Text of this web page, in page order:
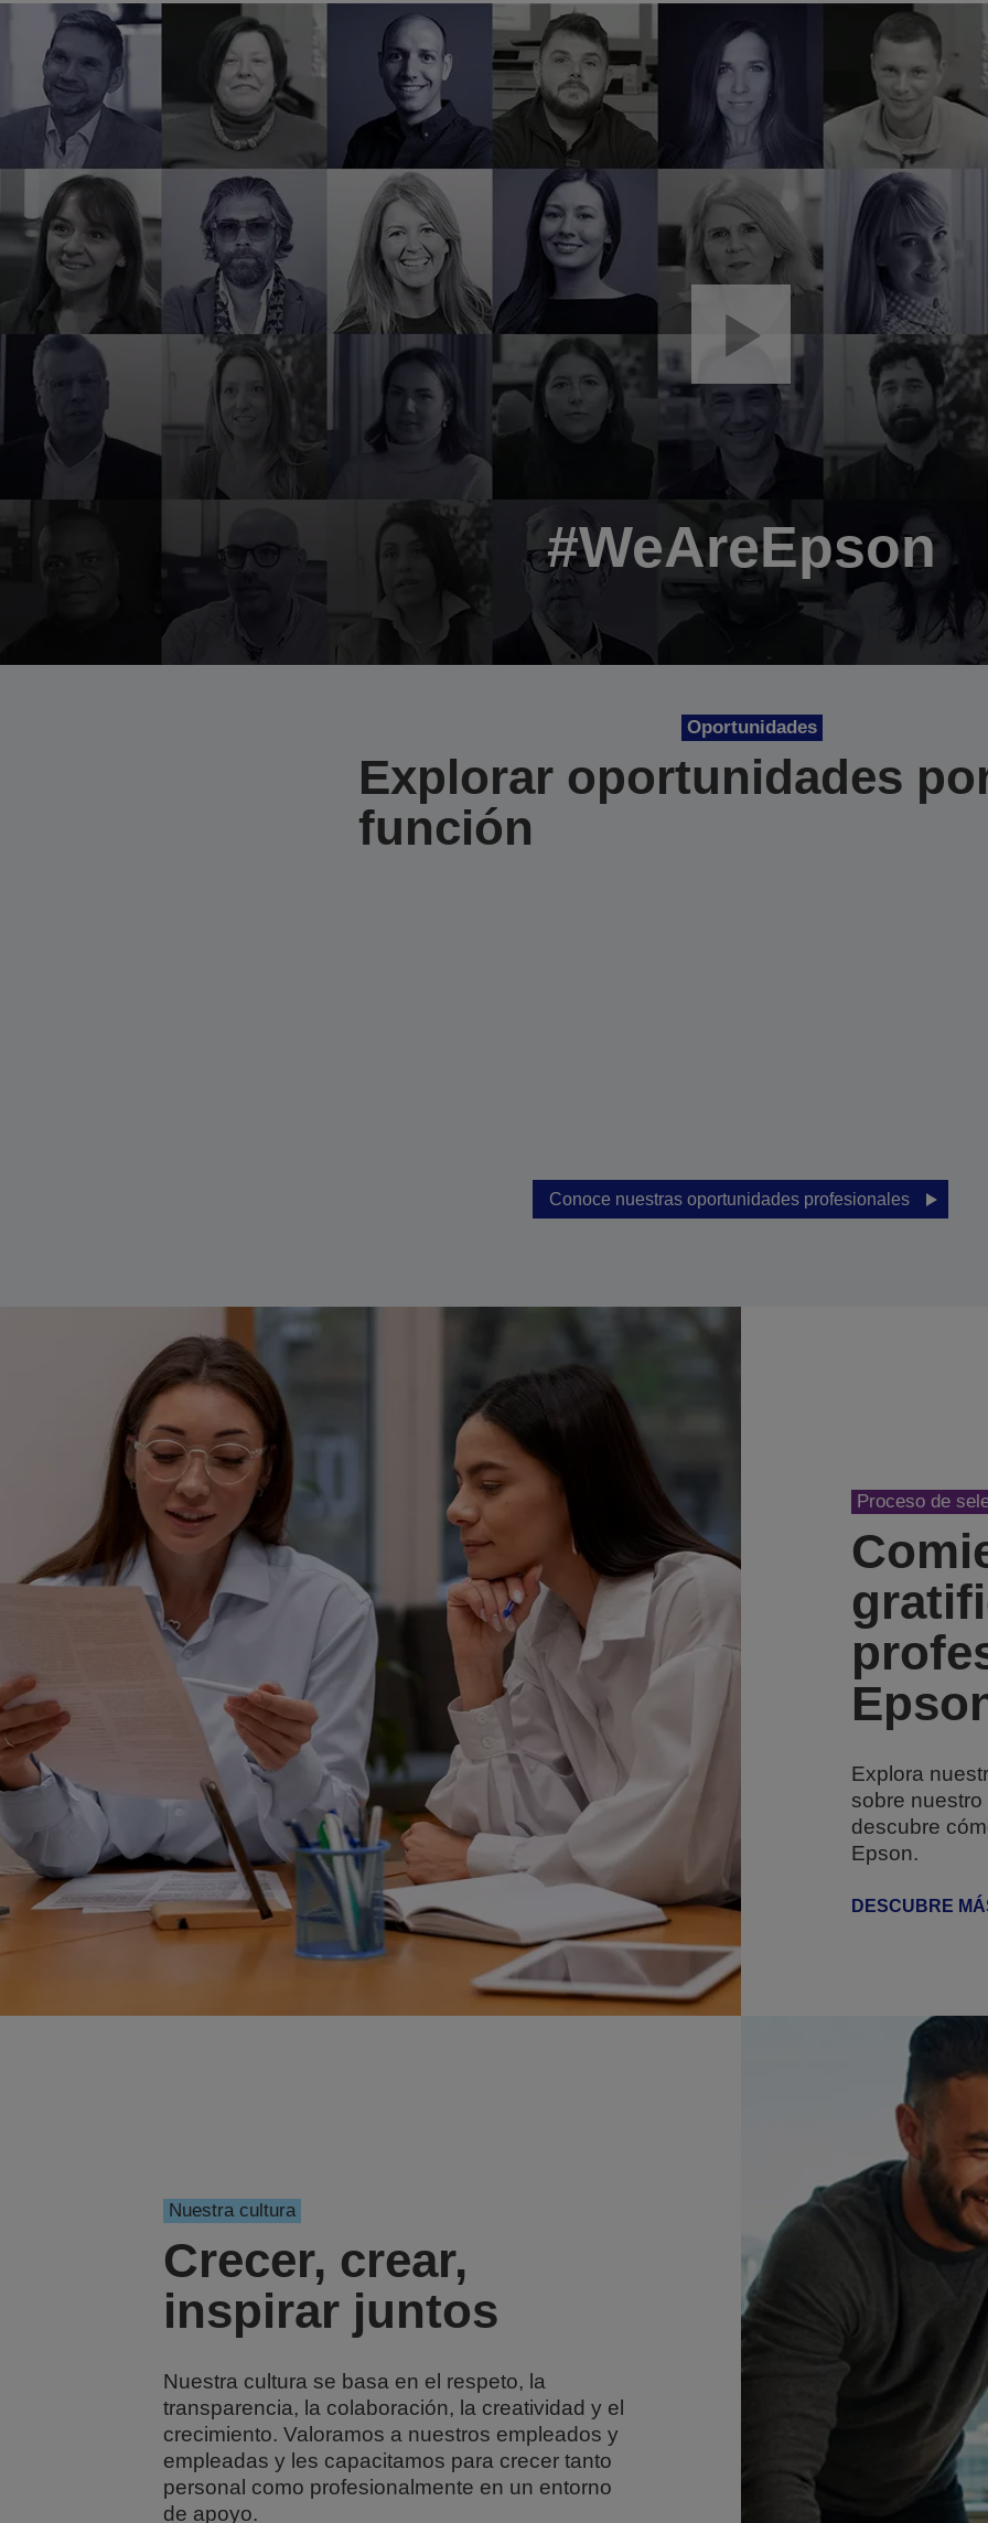
#WeAreEpson
Oportunidades
Explorar oportunidades
función
Conoce nuestras oportunidades profesionales
Proceso de
Explora
sobre
descubre
Epson.
DESCUBRE
Nuestra cultura
Crecer, crear,
inspirar juntos
Nuestra cultura se basa en el respeto, la
transparencia, la colaboración, la creatividad y el
crecimiento. Valoramos a nuestros empleados y
empleadas y les capacitamos para crecer tanto
personal como profesionalmente en un entorno
de apoyo.